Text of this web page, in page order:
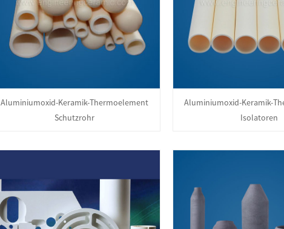
Aluminiumoxid-Keramik-Thermoelement
Schutzrohr
Aluminiumoxid-Keramik-
Isolatoren